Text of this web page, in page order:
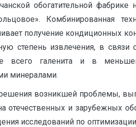
обогатительной фабрике
Комбинированная
получение кондиционных
степень извлечения, в
всего галенита и в
минералами.
возникшей проблемы,
отечественных и зарубежных
исследований по